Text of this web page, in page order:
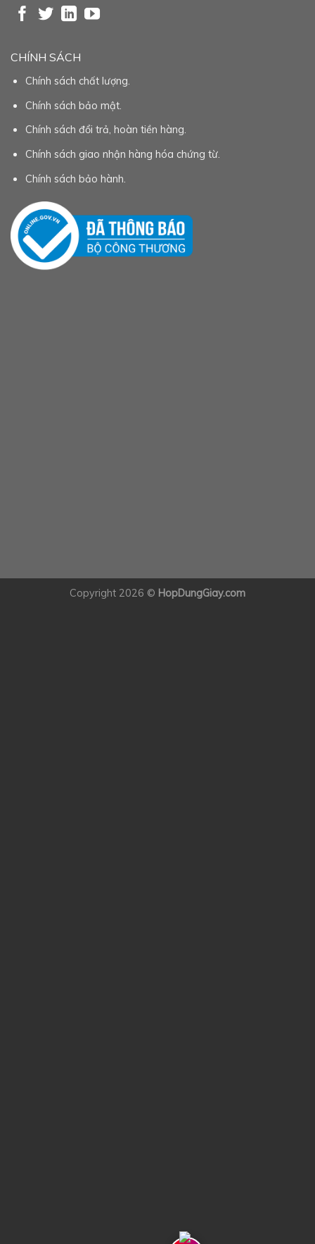
CHÍNH SÁCH
Chính sách chất lượng.
Chính sách bảo mật.
Chính sách đổi trả, hoàn tiền hàng.
Chính sách giao nhận hàng hóa chứng từ.
Chính sách bảo hành.
Copyright 2026 © HopDungGiay.com